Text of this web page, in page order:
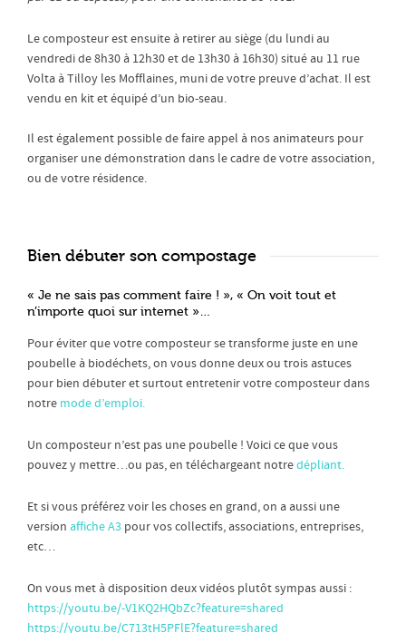
Le composteur est ensuite à retirer au siège (du lundi au
vendredi de 8h30 à 12h30 et de 13h30 à 16h30) situé au 11 rue
Volta à Tilloy les Mofflaines, muni de votre preuve d’achat. Il est
vendu en kit et équipé d’un bio-seau.
Il est également possible de faire appel à nos animateurs pour
organiser une démonstration dans le cadre de votre association,
ou de votre résidence.
Bien débuter son compostage
« Je ne sais pas comment faire ! », « On voit tout et
n’importe quoi sur internet »…
Pour éviter que votre composteur se transforme juste en une
poubelle à biodéchets, on vous donne deux ou trois astuces
pour bien débuter et surtout entretenir votre composteur dans
notre mode d’emploi.
Un composteur n’est pas une poubelle ! Voici ce que vous
pouvez y mettre…ou pas, en téléchargeant notredépliant.
Et si vous préférez voir les choses en grand, on a aussi une
version affiche A3 pour vos collectifs, associations, entreprises,
etc…
On vous met à disposition deux vidéos plutôt sympas aussi :
https://youtu.be/-V1KQ2HQbZc?feature=shared
https://youtu.be/C713tH5PFlE?feature=shared